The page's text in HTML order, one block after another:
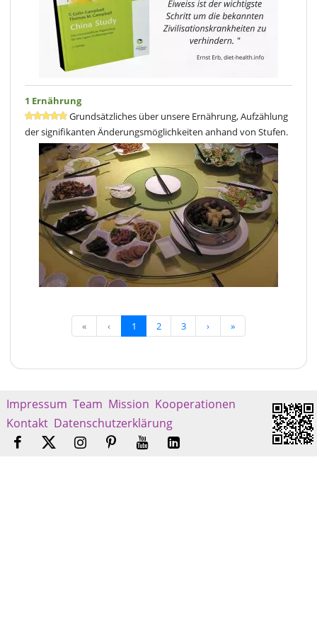
1 Ernährung
Grundsätzliches über unsere Ernährung, Aufzählung
der signifikanten Änderungsmöglichkeiten anhand von Stufen.
« ‹ 1 2 3 › »
Impressum Team Mission Kooperationen
Kontakt Datenschutzerklärung